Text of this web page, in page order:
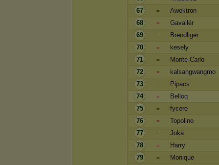
67
=
Awektron
68
=
Gavallér
69
=
Brendliger
70
=
kesely
71
=
Monte-Carlo
72
=
kalsangwangmo
73
=
Pipacs
74
=
Belloq
75
=
fycere
76
=
Topolino
77
=
Joka
78
=
Harry
79
=
Monique